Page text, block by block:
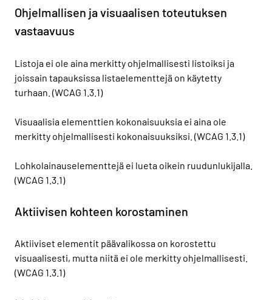
Ohjelmallisen ja visuaalisen toteutuksen
vastaavuus
Listoja ei ole aina merkitty ohjelmallisesti listoiksi ja
joissain tapauksissa listaelementtejä on käytetty
turhaan. (WCAG 1.3.1)
Visuaalisia elementtien kokonaisuuksia ei aina ole
merkitty ohjelmallisesti kokonaisuuksiksi. (WCAG 1.3.1)
Lohkolainauselementtejä ei lueta oikein ruudunlukijalla.
(WCAG 1.3.1)
Aktiivisen kohteen korostaminen
Aktiiviset elementit päävalikossa on korostettu
visuaalisesti, mutta niitä ei ole merkitty ohjelmallisesti.
(WCAG 1.3.1)